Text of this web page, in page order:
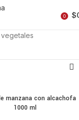
0 $
manzana con alcachofa
1000 ml